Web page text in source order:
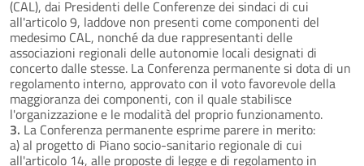
(CAL), dai Presidenti delle Conferenze dei sindaci di cui
all'articolo 9, laddove non presenti come componenti del
medesimo CAL, nonché da due rappresentanti delle
associazioni regionali delle autonomie locali designati di
concerto dalle stesse. La Conferenza permanente si dota di un
regolamento interno, approvato con il voto favorevole della
maggioranza dei componenti, con il quale stabilisce
l'organizzazione e le modalità del proprio funzionamento.
3. La Conferenza permanente esprime parere in merito:
a) al progetto di Piano socio-sanitario regionale di cui
all'articolo 14, alle proposte di legge e di regolamento in